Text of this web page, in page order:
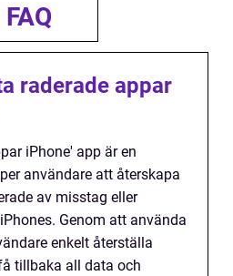
FAQ
raderade appar
iPhone' app är en
användare att återskapa
av misstag eller
Genom att använda
enkelt återställa
tillbaka all data och